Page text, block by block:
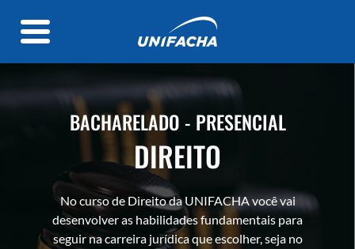
BACHARELADO - PRESENCIAL
DIREITO
No curso de Direito da UNIFACHA você vai
desenvolver as habilidades fundamentais para
seguir na carreira jurídica que escolher, seja no